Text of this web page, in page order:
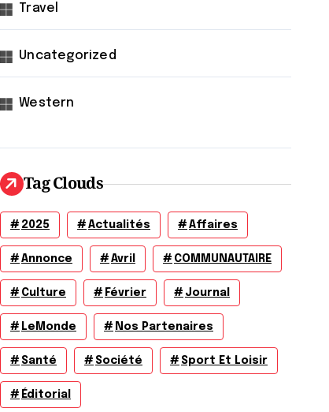
Travel
Uncategorized
Western
Tag Clouds
2025 Actualités Affaires
Annonce Avril COMMUNAUTAIRE
Culture Février Journal
LeMonde Nos Partenaires
Santé Société Sport Et Loisir
Éditorial